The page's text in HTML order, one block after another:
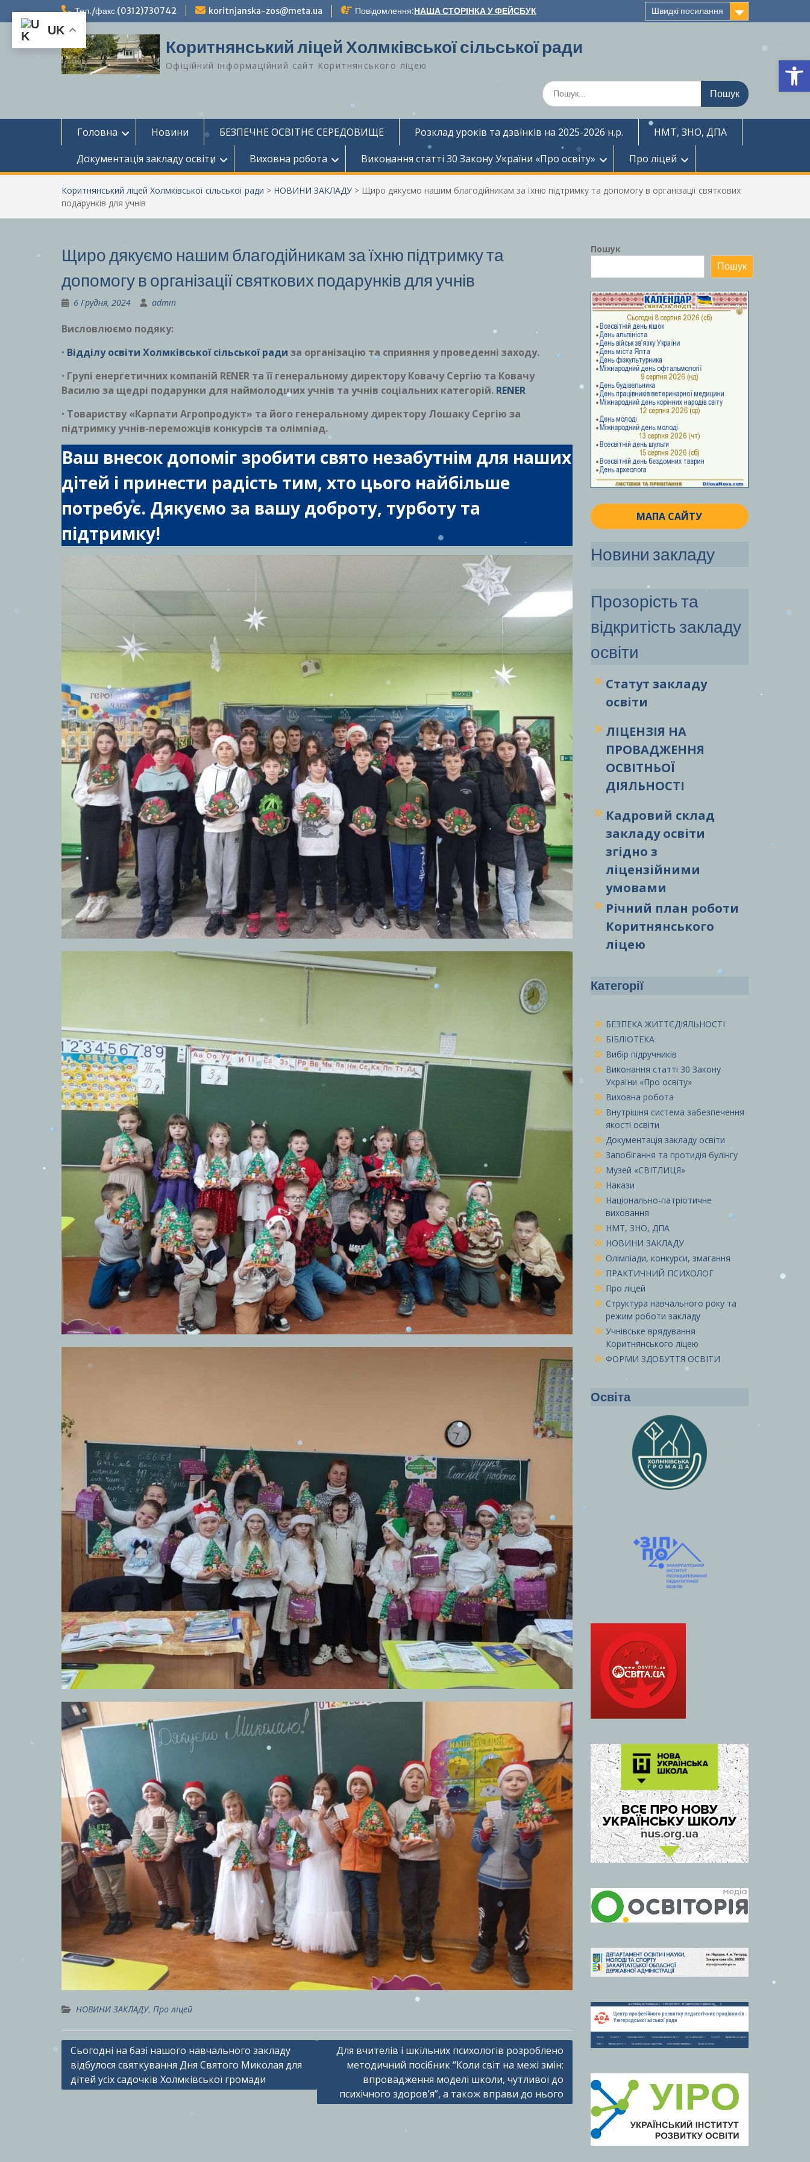
вмісту
Тел./факс (0312)730742 koritnjanska-zos@meta.ua Повідомлення:НАША СТОРІНКА У ФЕЙСБУК Швидкі посилання
Коритнянський ліцей Холмківської сільської ради
Офіційний інформаційний сайт Коритнянського ліцею
Шукати:
Головна Новини БЕЗПЕЧНЕ ОСВІТНЄ СЕРЕДОВИЩЕ Розклад уроків та дзвінків на 2025-2026 н.р.
НМТ, ЗНО, ДПА
Документація закладу освіти
Виховна робота Виконання статті 30 Закону України «Про освіту» Про ліцей
Коритнянський ліцей Холмківської сільської ради > НОВИНИ ЗАКЛАДУ > Щиро дякуємо нашим благодійникам за їхню підтримку та допомогу в організації святкових
подарунків для учнів
Щиро дякуємо нашим благодійникам за їхню підтримку та
допомогу в організації святкових подарунків для учнів
6 Грудня, 2024 admin
Висловлюємо подяку:
• Відділу освіти Холмківської сільської ради за організацію та сприяння у проведенні заходу.
• Групі енергетичних компаній RENER та її генеральному директору Ковачу Сергію та Ковачу
Василю за щедрі подарунки для наймолодших учнів та учнів соціальних категорій. RENER
• Товариству «Карпати Агропродукт» та його генеральному директору Лошаку Сергію за
підтримку учнів-переможців конкурсів та олімпіад.
Ваш внесок допоміг зробити свято незабутнім для наших
дітей і принести радість тим, хто цього найбільше
потребує. Дякуємо за вашу доброту, турботу та
підтримку!
НОВИНИ ЗАКЛАДУ, Про ліцей
Навігація
записів
Сьогодні на базі нашого навчального закладу
відбулося святкування Дня Святого Миколая для
дітей усіх садочків Холмківської громади
Для вчителів і шкільних психологів розроблено
методичний посібник “Коли світ на межі змін:
впровадження моделі школи, чутливої до
психічного здоров’я”, а також вправи до нього
Пошук
Пошук
МАПА САЙТУ
Новини закладу
Прозорість та
відкритість закладу
освіти
Статут закладу
освіти
ЛІЦЕНЗІЯ НА
ПРОВАДЖЕННЯ
ОСВІТНЬОЇ
ДІЯЛЬНОСТІ
Кадровий склад
закладу освіти
згідно з
ліцензійними
умовами
Річний план роботи
Коритнянського
ліцею
Категорії
БЕЗПЕКА ЖИТТЄДІЯЛЬНОСТІ
БІБЛІОТЕКА
Вибір підручників
Виконання статті 30 Закону
України «Про освіту»
Виховна робота
Внутрішня система забезпечення
якості освіти
Документація закладу освіти
Запобігання та протидія булінгу
Музей «СВІТЛИЦЯ»
Накази
Національно-патріотичне
виховання
НМТ, ЗНО, ДПА
НОВИНИ ЗАКЛАДУ
Олімпіади, конкурси, змагання
ПРАКТИЧНИЙ ПСИХОЛОГ
Про ліцей
Структура навчального року та
режим роботи закладу
Учнівське врядування
Коритнянського ліцею
ФОРМИ ЗДОБУТТЯ ОСВІТИ
Освіта
UK